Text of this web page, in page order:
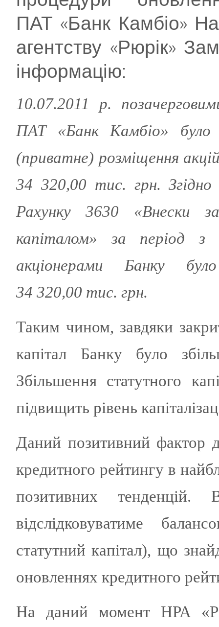
ПАТ «Банк Камбіо»
агентству «Рюрік»
інформацію:
10.07.2011 р.
ПАТ «Банк Камбіо» було
(приватне) розміщення
34 320,00 тис. грн. Згідно
Рахунку 3630 «Внески
капіталом» за період
акціонерами Банку
34 320,00 тис. грн.
Таким чином, завдяки
капітал Банку було
Збільшення статутного
підвищить рівень
Даний позитивний фактор
кредитного рейтингу в
позитивних
відслідковуватиме
статутний капітал), що
оновленнях кредитного
На даний момент НРА